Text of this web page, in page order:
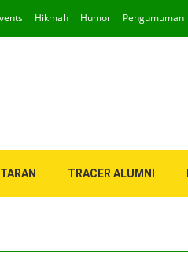
Hikmah Humor Pengumuman
TRACER ALUMNI